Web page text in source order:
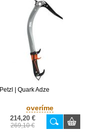
Petzl | Quark Adze
overíme
214,20 €
269,10 €